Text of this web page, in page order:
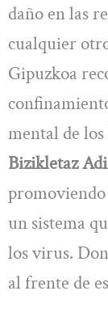
daño en las
cualquier
Gipuzkoa
mental de los
Bizikletaz
un sistema
los virus.
al frente de